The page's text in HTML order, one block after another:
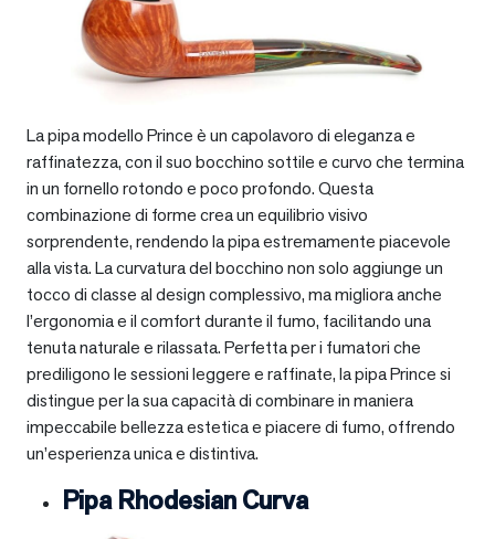
La pipa modello Prince è un capolavoro di eleganza e
raffinatezza, con il suo bocchino sottile e curvo che termina
in un fornello rotondo e poco profondo. Questa
combinazione di forme crea un equilibrio visivo
sorprendente, rendendo la pipa estremamente piacevole
alla vista. La curvatura del bocchino non solo aggiunge un
tocco di classe al design complessivo, ma migliora anche
l’ergonomia e il comfort durante il fumo, facilitando una
tenuta naturale e rilassata. Perfetta per i fumatori che
prediligono le sessioni leggere e raffinate, la pipa Prince si
distingue per la sua capacità di combinare in maniera
impeccabile bellezza estetica e piacere di fumo, offrendo
un’esperienza unica e distintiva.
Pipa Rhodesian Curva